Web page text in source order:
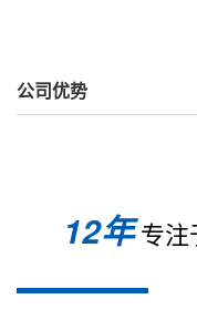
技术参数 / 型
公司优势
12年 专